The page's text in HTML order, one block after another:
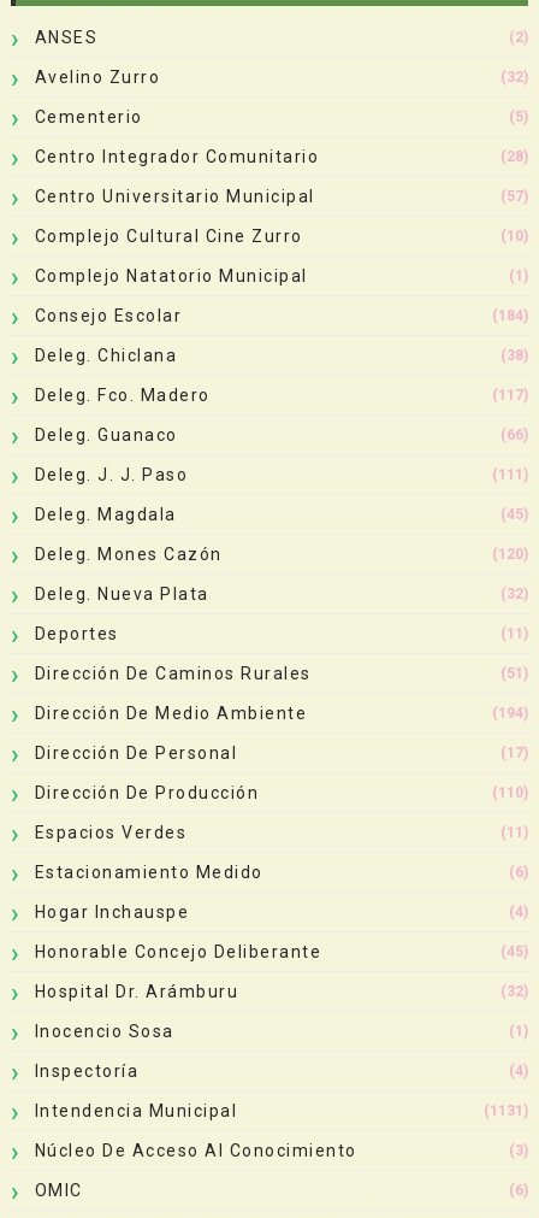
ANSES (2)
Avelino Zurro (32)
Cementerio (5)
Centro Integrador Comunitario (28)
Centro Universitario Municipal (57)
Complejo Cultural Cine Zurro (10)
Complejo Natatorio Municipal (1)
Consejo Escolar (184)
Deleg. Chiclana (38)
Deleg. Fco. Madero (117)
Deleg. Guanaco (66)
Deleg. J. J. Paso (111)
Deleg. Magdala (45)
Deleg. Mones Cazón (120)
Deleg. Nueva Plata (32)
Deportes (11)
Dirección De Caminos Rurales (51)
Dirección De Medio Ambiente (194)
Dirección De Personal (17)
Dirección De Producción (110)
Espacios Verdes (11)
Estacionamiento Medido (6)
Hogar Inchauspe (4)
Honorable Concejo Deliberante (45)
Hospital Dr. Arámburu (32)
Inocencio Sosa (1)
Inspectoría (4)
Intendencia Municipal (1131)
Núcleo De Acceso Al Conocimiento (3)
OMIC (6)